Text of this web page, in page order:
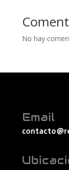
No hay
Email